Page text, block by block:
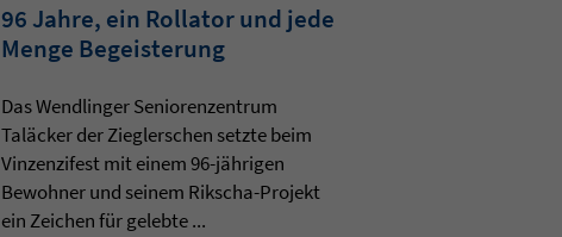
96 Jahre, ein Rollator und jede
Menge Begeisterung
Das Wendlinger Seniorenzentrum
Taläcker der Zieglerschen setzte beim
Vinzenzifest mit einem 96-jährigen
Bewohner und seinem Rikscha-Projekt
ein Zeichen für gelebte ...